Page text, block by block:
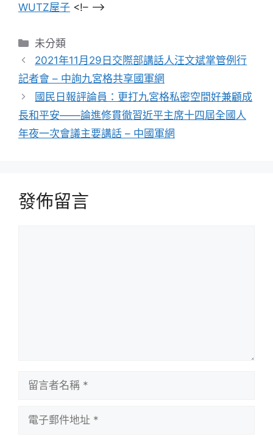
WUTZ屋子 <!– –>
分
類
未分類
2021年11月29日交際部講話人汪文斌掌管例行
記者會 – 中詢九宮格共享國軍網
國民日報評論員：更打九宮格私密空間好兼顧成
長和平安——論進修貫徹習近平主席十四屆全國人
年夜一次會議主要講話 – 中國軍網
發佈留言